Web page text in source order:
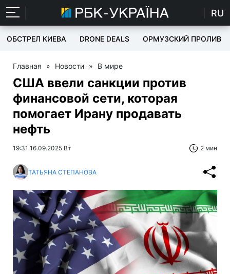
RU
ОБСТРЕЛ КИЕВА DRONE DEALS ОРМУЗСКИЙ ПРОЛИВ
Главная » Новости » В мире
США ввели санкции против
финансовой сети, которая
помогает Ирану продавать
нефть
19:31 16.09.2025 Вт 2 мин
ТАТЬЯНА СТЕПАНОВА